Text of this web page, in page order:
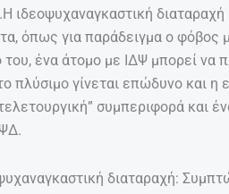
ιδεοψυχαναγκαστική
όπως για παράδειγμα ο φόβος
ένα άτομο με ΙΔΨ μπορεί να
πλύσιμο γίνεται επώδυνο και η
συμπεριφορά και
διαταραχή: